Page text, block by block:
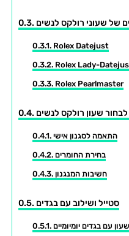
של שעוני רולקס לנשים
Rolex Datejust
Rolex Lady-
Rolex Pearlmaster
שעון רולקס לנשים
התאמה לסגנון אישי
בחירת החומרים
חשיבות המנגנון
סטייל ושילוב עם בגדים
עם בגדים יומיומיים